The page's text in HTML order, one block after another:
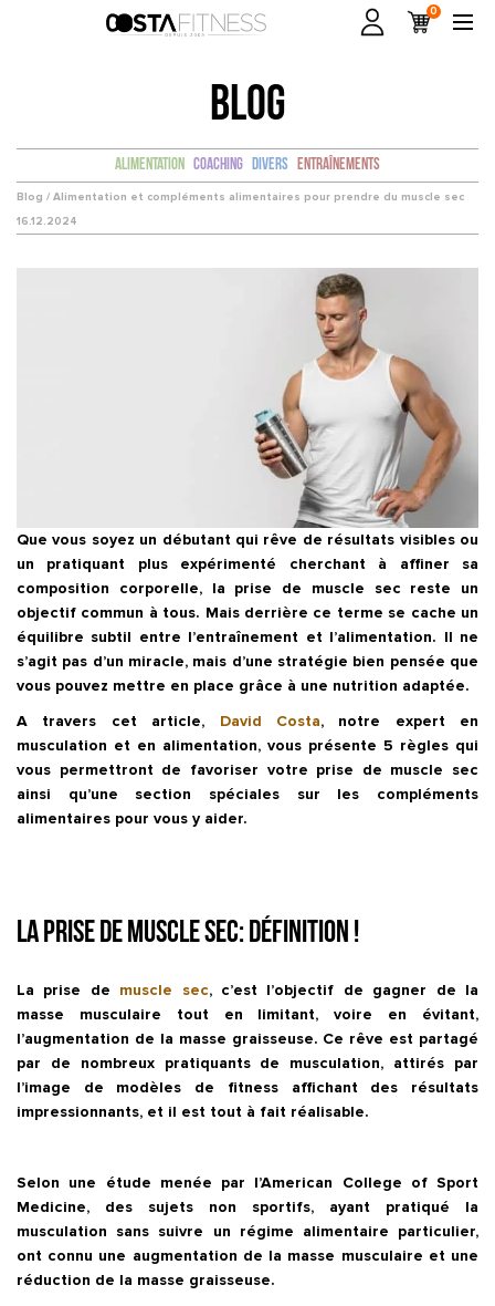
0
BLOG
Alimentation Coaching Divers Entraînements
Blog / Alimentation et compléments alimentaires pour prendre du muscle sec
16.12.2024
Que vous soyez un débutant qui rêve de résultats visibles ou
un pratiquant plus expérimenté cherchant à affiner sa
composition corporelle, la prise de muscle sec reste un
objectif commun à tous. Mais derrière ce terme se cache un
équilibre subtil entre l’entraînement et l’alimentation. Il ne
s’agit pas d’un miracle, mais d’une stratégie bien pensée que
vous pouvez mettre en place grâce à une nutrition adaptée.
A travers cet article, David Costa, notre expert en
musculation et en alimentation, vous présente 5 règles qui
vous permettront de favoriser votre prise de muscle sec
ainsi qu’une section spéciales sur les compléments
alimentaires pour vous y aider.
La prise de muscle sec: définition !
La prise de muscle sec, c’est l’objectif de gagner de la
masse musculaire tout en limitant, voire en évitant,
l’augmentation de la masse graisseuse. Ce rêve est partagé
par de nombreux pratiquants de musculation, attirés par
l’image de modèles de fitness affichant des résultats
impressionnants, et il est tout à fait réalisable.
Selon une étude menée par l’American College of Sport
Medicine, des sujets non sportifs, ayant pratiqué la
musculation sans suivre un régime alimentaire particulier,
ont connu une augmentation de la masse musculaire et une
réduction de la masse graisseuse.